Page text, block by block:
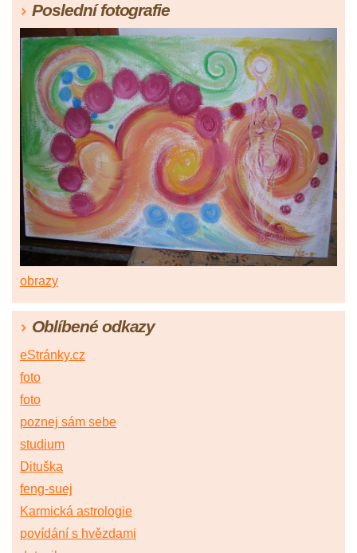
Poslední fotografie
obrazy
Oblíbené odkazy
eStránky.cz
foto
foto
poznej sám sebe
studium
Dituška
feng-suej
Karmická astrologie
povídání s hvězdami